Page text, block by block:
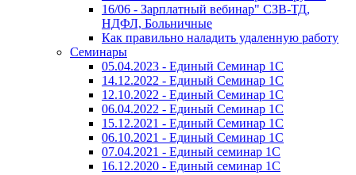
16/06 - Зарплатный вебинар" СЗВ-ТД,
НДФЛ, Больничные
Как правильно наладить удаленную работу
Семинары
05.04.2023 - Единый Семинар 1С
14.12.2022 - Единый Семинар 1С
12.10.2022 - Единый Семинар 1С
06.04.2022 - Единый Семинар 1С
15.12.2021 - Единый Семинар 1С
06.10.2021 - Единый Семинар 1С
07.04.2021 - Единый семинар 1С
16.12.2020 - Единый семинар 1С